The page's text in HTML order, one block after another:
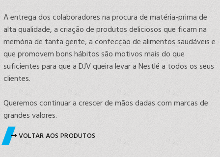
A entrega dos colaboradores na procura de matéria-prima de
alta qualidade, a criação de produtos deliciosos que ficam na
memória de tanta gente, a confecção de alimentos saudáveis e
que promovem bons hábitos são motivos mais do que
suficientes para que a DJV queira levar a Nestlé a todos os seus
clientes.
Queremos continuar a crescer de mãos dadas com marcas de
grandes valores.
VOLTAR AOS PRODUTOS